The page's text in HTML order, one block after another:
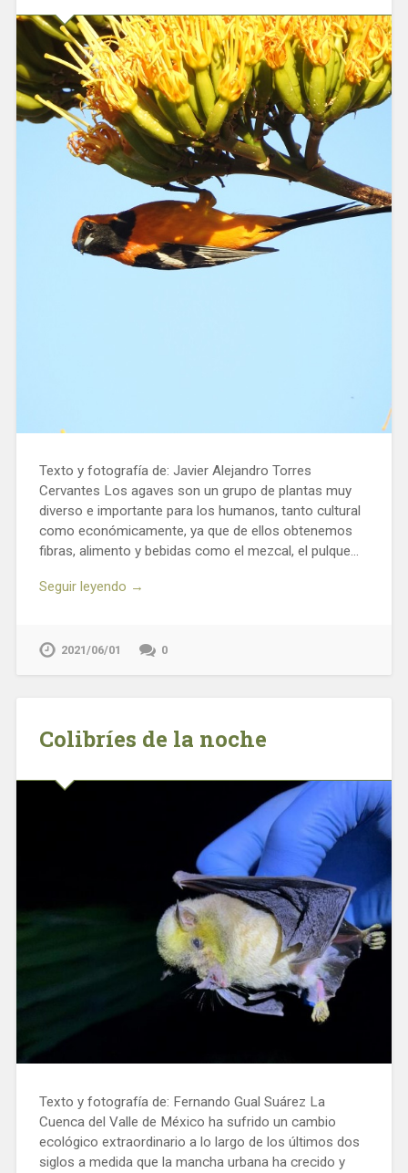
Texto y fotografía de: Javier Alejandro Torres
Cervantes Los agaves son un grupo de plantas muy
diverso e importante para los humanos, tanto cultural
como económicamente, ya que de ellos obtenemos
fibras, alimento y bebidas como el mezcal, el pulque…
Seguir leyendo →
2021/06/01 0
Colibríes de la noche
Texto y fotografía de: Fernando Gual Suárez La
Cuenca del Valle de México ha sufrido un cambio
ecológico extraordinario a lo largo de los últimos dos
siglos a medida que la mancha urbana ha crecido y